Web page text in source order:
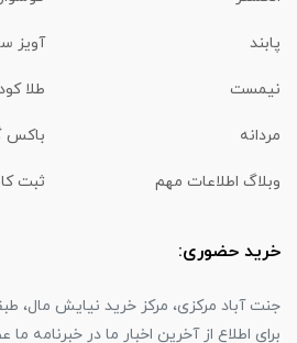
پابند آویز
نیمست طلا
مردانه باکس
وبلاگ اطلاعات مهم ثبت
خرید حضوری:
جنت آباد مرکزی، مرکز خرید نیایش مال،
برای اطلاع از آخرین اخبار ما در خبرنامه